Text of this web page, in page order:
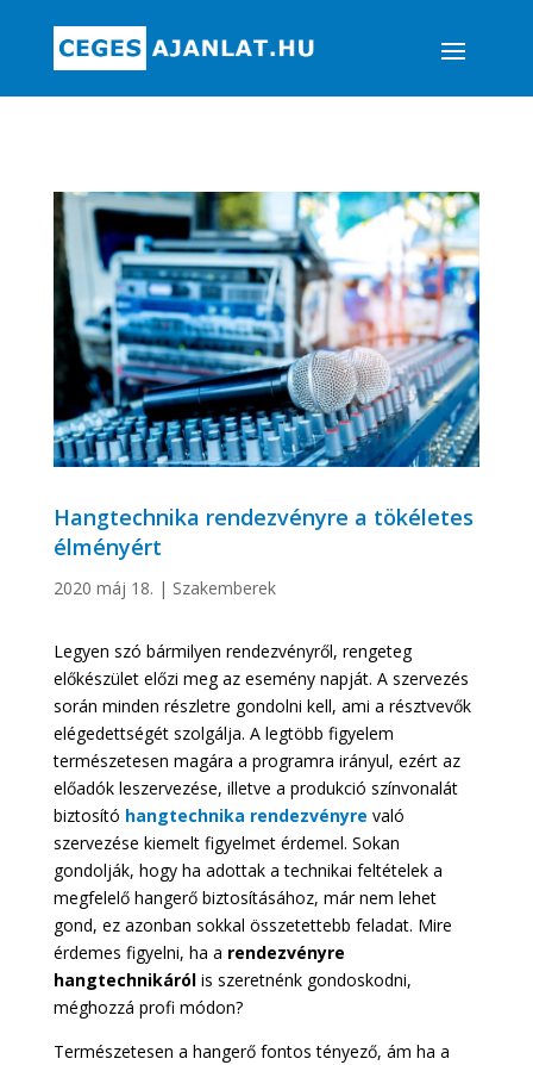
Hangtechnika rendezvényre a tökéletes
élményért
2020 máj 18. | Szakemberek
Legyen szó bármilyen rendezvényről, rengeteg
előkészület előzi meg az esemény napját. A szervezés
során minden részletre gondolni kell, ami a résztvevők
elégedettségét szolgálja. A legtöbb figyelem
természetesen magára a programra irányul, ezért az
előadók leszervezése, illetve a produkció színvonalát
biztosító hangtechnika rendezvényre való
szervezése kiemelt figyelmet érdemel. Sokan
gondolják, hogy ha adottak a technikai feltételek a
megfelelő hangerő biztosításához, már nem lehet
gond, ez azonban sokkal összetettebb feladat. Mire
érdemes figyelni, ha a rendezvényre
hangtechnikárólis szeretnénk gondoskodni,
méghozzá profi módon?
Természetesen a hangerő fontos tényező, ám ha a